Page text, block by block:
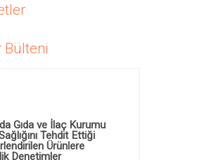
Bülteni
Gıda ve İlaç Kurumu
Tehdit Ettiği
Ürünlere
Denetimler